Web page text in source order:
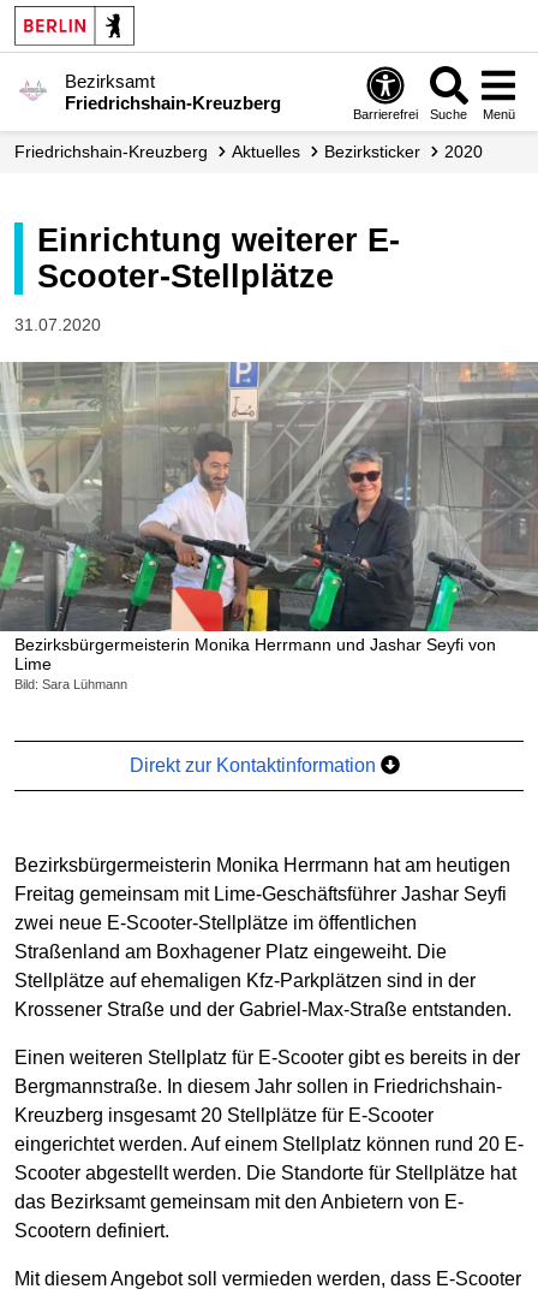
Bezirksamt
Friedrichshain-Kreuzberg
Barrierefrei Suche Menü
Friedrichshain-Kreuzberg Aktuelles Bezirksticker 2020
Einrichtung weiterer E-
Scooter-Stellplätze
31.07.2020
Bezirksbürgermeisterin Monika Herrmann und Jashar Seyfi von
Lime
Bild: Sara Lühmann
Direkt zur Kontaktinformation
Bezirksbürgermeisterin Monika Herrmann hat am heutigen
Freitag gemeinsam mit Lime-Geschäftsführer Jashar Seyfi
zwei neue E-Scooter-Stellplätze im öffentlichen
Straßenland am Boxhagener Platz eingeweiht. Die
Stellplätze auf ehemaligen Kfz-Parkplätzen sind in der
Krossener Straße und der Gabriel-Max-Straße entstanden.
Einen weiteren Stellplatz für E-Scooter gibt es bereits in der
Bergmannstraße. In diesem Jahr sollen in Friedrichshain-
Kreuzberg insgesamt 20 Stellplätze für E-Scooter
eingerichtet werden. Auf einem Stellplatz können rund 20 E-
Scooter abgestellt werden. Die Standorte für Stellplätze hat
das Bezirksamt gemeinsam mit den Anbietern von E-
Scootern definiert.
Mit diesem Angebot soll vermieden werden, dass E-Scooter